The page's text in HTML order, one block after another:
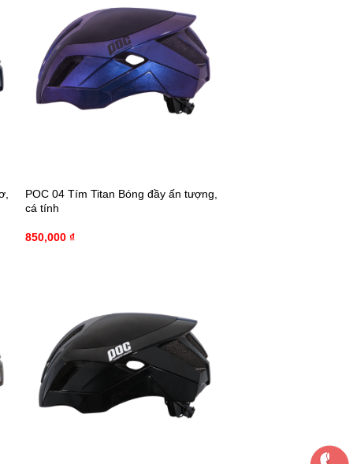
POC 04 Tím Titan Bóng đầy ấn tượng,
cá tính
850,000₫